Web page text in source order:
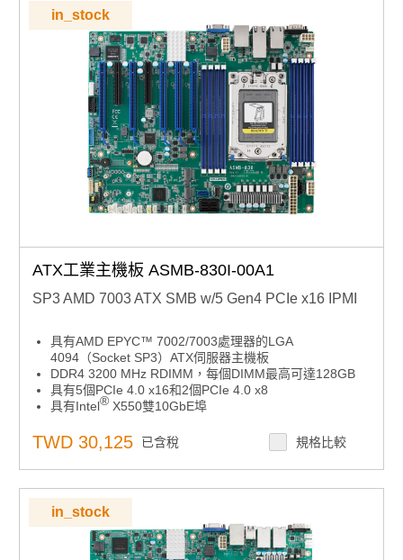
0 ~ 60 °C （32 ~ 140 °F） 環境工作溫度範圍
in_stock
ATX工業主機板 ASMB-830I-00A1
SP3 AMD 7003 ATX SMB w/5 Gen4 PCIe x16 IPMI
具有AMD EPYC™ 7002/7003處理器的LGA
4094（Socket SP3）ATX伺服器主機板
DDR4 3200 MHz RDIMM，每個DIMM最高可達128GB
具有5個PCIe 4.0 x16和2個PCIe 4.0 x8
具有Intel® X550雙10GbE埠
M.2 連接器（相容 SATA/PCIe 4.0）
0 ~ 60 °C/ 32 ~ 140 °F環境操作溫度範圍
TWD 30,125 已含稅 規格比較
in_stock